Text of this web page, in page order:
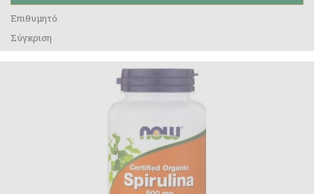
Επιθυμητό
Σύγκριση